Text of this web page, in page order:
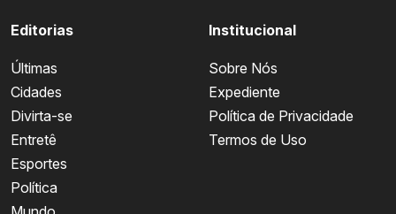
Editorias
Últimas
Cidades
Divirta-se
Entretê
Esportes
Política
Institucional
Sobre Nós
Expediente
Política de Privacidade
Termos de Uso